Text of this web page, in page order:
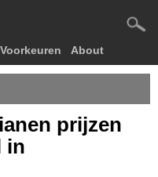
Voorkeuren About
prijzen
in